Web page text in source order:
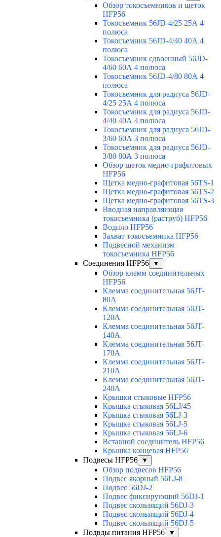
Обзор токосъемников и щеток
HFP56
Токосъемник 56JD-4/25 25А 4
полюса
Токосъемник 56JD-4/40 40А 4
полюса
Токосъемник сдвоенный 56JD-
4/60 60А 4 полюса
Токосъемник 56JD-4/80 80А 4
полюса
Токосъемник для радиуса 56JD-
4/25 25А 4 полюса
Токосъемник для радиуса 56JD-
4/40 40А 4 полюса
Токосъемник для радиуса 56JD-
3/60 60А 3 полюса
Токосъемник для радиуса 56JD-
3/80 80А 3 полюса
Обзор щеток медно-графитовых
HFP56
Щетка медно-графитовая 56TS-1
Щетка медно-графитовая 56TS-2
Щетка медно-графитовая 56TS-3
Вводная направляющая
токосъемника (раструб) HFP56
Водило HFP56
Захват токосъемника HFP56
Подвесной механизм
токосъемника HFP56
Соединения HFP56
▼
Обзор клемм соединительных
HFP56
Клемма соединительная 56JT-
80A
Клемма соединительная 56JT-
120A
Клемма соединительная 56JT-
140A
Клемма соединительная 56JT-
170A
Клемма соединительная 56JT-
210A
Клемма соединительная 56JT-
240A
Крышки стыковые HFP56
Крышка стыковая 56LJ/45
Крышка стыковая 56LJ-3
Крышка стыковая 56LJ-5
Крышка стыковая 56LJ-6
Вставной соединитель HFP56
Крышка концевая HFP56
Подвесы HFP56
▼
Обзор подвесов HFP56
Подвес якорный 56LJ-8
Подвес 56DJ-2
Подвес фиксирующий 56DJ-1
Подвес скользящий 56DJ-3
Подвес скользящий 56DJ-4
Подвес скользящий 56DJ-5
Подвды питания HFP56
▼